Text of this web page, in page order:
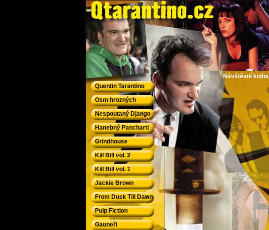
QTarantino.cz - Quentin Tarantino
Návštěvní kniha
Quentin Tarantino
Osm hrozných
Nespoutaný Django
Hanebný Pancharti
Grindhouse
Kill Bill vol. 2
Kill Bill vol. 1
Jackie Brown
From Dusk Till Dawn
Pulp Fiction
Gauneři